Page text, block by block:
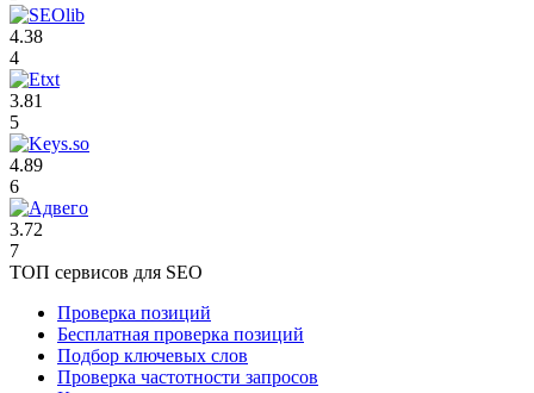
4.38
4
3.81
5
4.89
6
3.72
7
ТОП сервисов для SEO
Проверка позиций
Бесплатная проверка позиций
Подбор ключевых слов
Проверка частотности запросов